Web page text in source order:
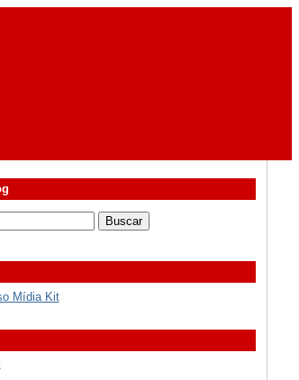
Mídia Kit